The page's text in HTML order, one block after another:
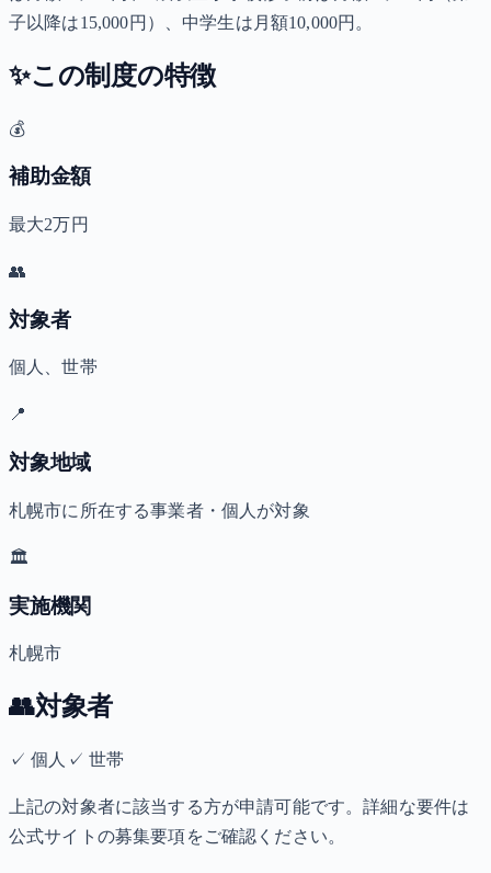
子以降は15,000円）、中学生は月額10,000円。
✨この制度の特徴
💰
補助金額
最大2万円
👥
対象者
個人、世帯
📍
対象地域
札幌市に所在する事業者・個人が対象
🏛️
実施機関
札幌市
👥対象者
✓個人 ✓ 世帯
上記の対象者に該当する方が申請可能です。詳細な要件は
公式サイトの募集要項をご確認ください。